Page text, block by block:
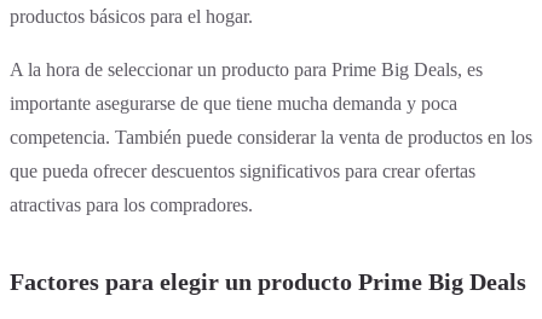
productos básicos para el hogar.
A la hora de seleccionar un producto para Prime Big Deals, es
importante asegurarse de que tiene mucha demanda y poca
competencia. También puede considerar la venta de productos en los
que pueda ofrecer descuentos significativos para crear ofertas
atractivas para los compradores.
Factores para elegir un producto Prime Big Deals